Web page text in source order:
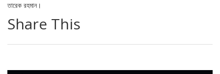
তারেক রহমান।
Share This